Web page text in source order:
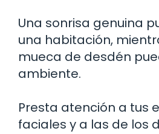
Una sonrisa genuina
una habitación,
mueca de desdén
ambiente.
Presta atención a tus
faciales y a las de los